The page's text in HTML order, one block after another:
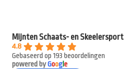
Mijnten Schaats- en Skeelersport
4.8
Gebaseerd op 193 beoordelingen
powered byGooge